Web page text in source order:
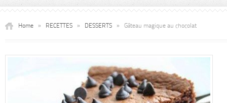
Home » RECETTES » DESSERTS » Gâteau magique au chocolat